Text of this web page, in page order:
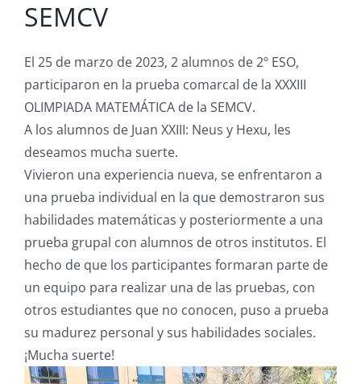
SEMCV
El 25 de marzo de 2023, 2 alumnos de 2º ESO,
participaron en la prueba comarcal de la XXXIII
OLIMPIADA MATEMÁTICA de la SEMCV.
A los alumnos de Juan XXIII: Neus y Hexu, les
deseamos mucha suerte.
Vivieron una experiencia nueva, se enfrentaron a
una prueba individual en la que demostraron sus
habilidades matemáticas y posteriormente a una
prueba grupal con alumnos de otros institutos. El
hecho de que los participantes formaran parte de
un equipo para realizar una de las pruebas, con
otros estudiantes que no conocen, puso a prueba
su madurez personal y sus habilidades sociales.
¡Mucha suerte!